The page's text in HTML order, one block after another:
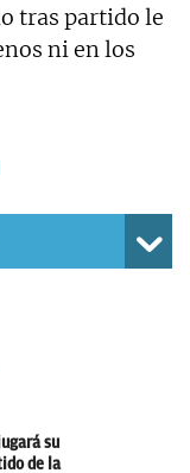
tras partido le
ni en los
su
de la